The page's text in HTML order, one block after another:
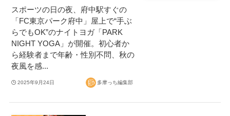
スポーツの日の夜、府中駅すぐの
「FC東京パーク府中」屋上で“手ぶ
らでもOK”のナイトヨガ「PARK
NIGHT YOGA」が開催。初心者か
ら経験者まで年齢・性別不問、秋の
夜風を感...
2025年9月24日 多摩っち編集部